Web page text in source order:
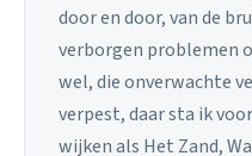
door en door, van de
verborgen problemen
wel, die onverwachte
verpest, daar sta ik
wijken als Het Zand,